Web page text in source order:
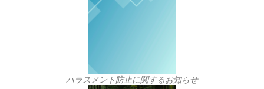
ハラスメント防止に関するお知らせ